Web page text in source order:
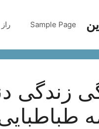
Sample Page
زندگی